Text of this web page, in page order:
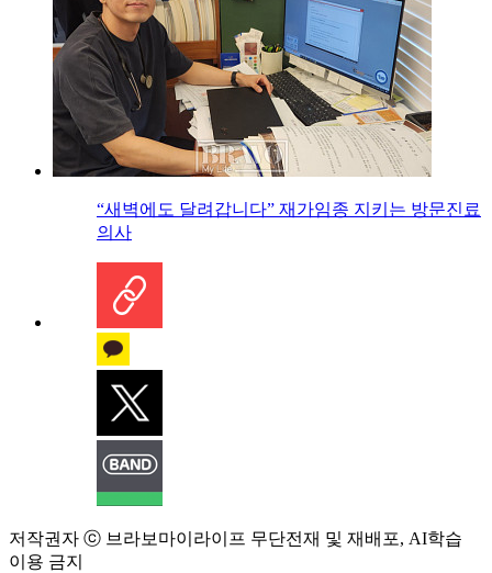
“새벽에도 달려갑니다” 재가임종 지키는 방문진료
의사
저작권자 ⓒ 브라보마이라이프 무단전재 및 재배포, AI학습
이용 금지